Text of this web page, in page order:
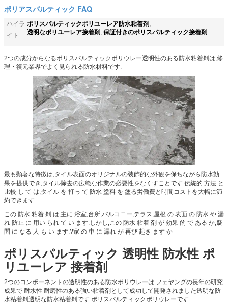
ポリアスパルティック FAQ
ハイラ
イト:
ポリスパルティックポリユーレア防水粘着剤,
透明なポリユーレア接着剤, 保証付きのポリスパルティック接着剤
2つの成分からなるポリスパルティックポリウレー透明性のある防水粘着剤は,修
理・復元業界でよく見られる防水材料です.
最も顕著な特徴は,タイル表面のオリジナルの装飾的な外観を保ちながら防水効
果を提供でき,タイル除去の広範な作業の必要性をなくすことです.伝統的 方法 と
比較 し て は,タイル を 打っ て 防水 塗料 を 塗る労働費と時間コストを大幅に節
約できます
この 防水 粘着 剤 は,主に 浴室,台所,バルコニー,テラス,屋根 の 表面 の 防水 や 漏
れ 防止 に 用い られ て い ます.しかし,この 防水 粘着 剤 が 効果 的 で ある か,疑
問 に なる 人 も い ます.?家 の 中 に 漏れ が 再び 起き ます か
ポリスパルティック 透明性 防水性 ポ
リユーレア 接着剤
2つのコンポーネントの透明性のある防水ポリウレーは フェヤングの長年の研究
成果で 耐水性 耐磨性のある強い粘着剤として成功して開発されました透明な防
水粘着剤透明な防水粘着剤です ポリスパルティックポリウレーです